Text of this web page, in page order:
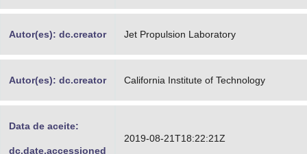
Autor(es): dc.creator Jet Propulsion Laboratory
Autor(es): dc.creator California Institute of Technology
Data de aceite:
dc.date.accessioned
2019-08-21T18:22:21Z